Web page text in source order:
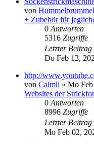
von Hummelbrummel
+ Zubehör für
0 Antworten
5316 Zugriffe
Letzter Beitrag
Do Feb 12,
http://
von Calmli » Mo
Websites der
0 Antworten
8996 Zugriffe
Letzter Beitrag
Mo Feb 02,